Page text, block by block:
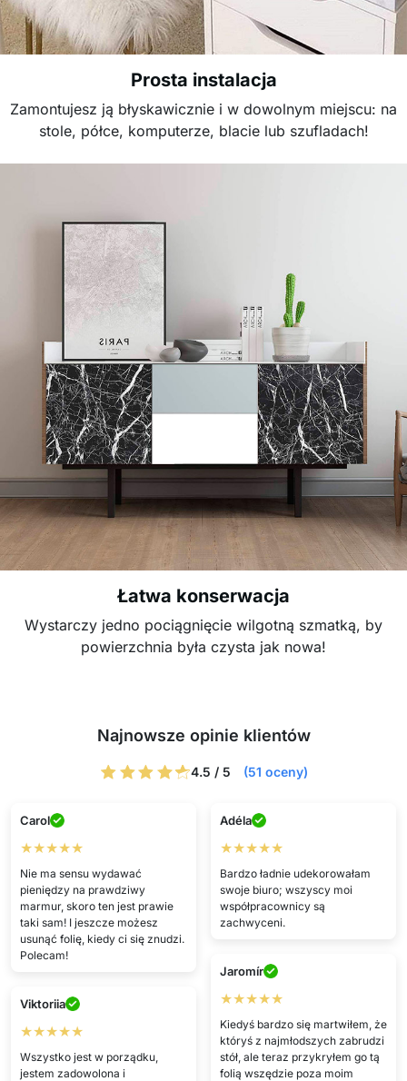
Prosta instalacja
Zamontujesz ją błyskawicznie i w dowolnym miejscu: na
stole, półce, komputerze, blacie lub szufladach!
Łatwa konserwacja
Wystarczy jedno pociągnięcie wilgotną szmatką, by
powierzchnia była czysta jak nowa!
Najnowsze opinie klientów
4.5 / 5 (51 oceny)
Carol
★★★★★
Nie ma sensu wydawać
pieniędzy na prawdziwy
marmur, skoro ten jest prawie
taki sam! I jeszcze możesz
usunąć folię, kiedy ci się znudzi.
Polecam!
Adéla
★★★★★
Bardzo ładnie udekorowałam
swoje biuro; wszyscy moi
współpracownicy są
zachwyceni.
Jaromír
★★★★★
Kiedyś bardzo się martwiłem, że
któryś z najmłodszych zabrudzi
stół, ale teraz przykryłem go tą
folią wszędzie poza moim
Viktoriia
★★★★★
Wszystko jest w porządku,
jestem zadowolona i